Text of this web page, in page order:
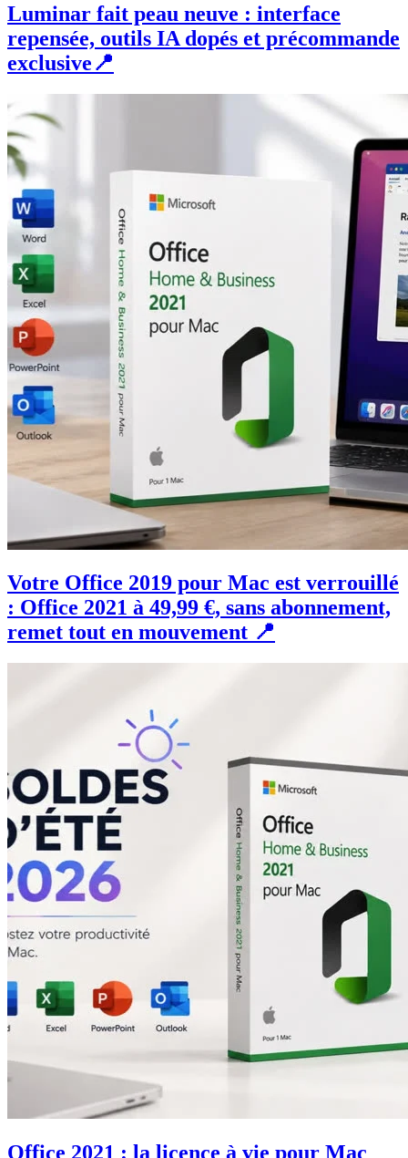
Luminar fait peau neuve : interface
repensée, outils IA dopés et précommande
exclusive📍
Votre Office 2019 pour Mac est verrouillé
: Office 2021 à 49,99 €, sans abonnement,
remet tout en mouvement 📍
Office 2021 : la licence à vie pour Mac